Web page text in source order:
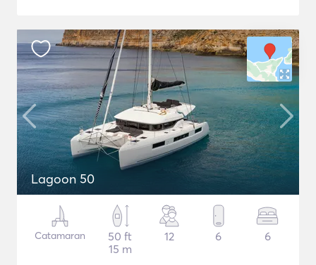
Lagoon 50
Catamaran
50 ft
15 m
12 6 6